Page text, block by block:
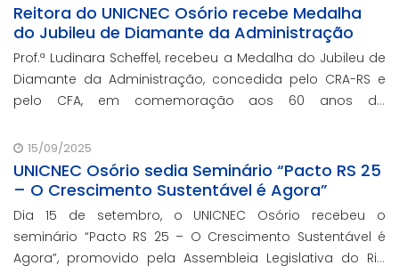
Reitora do UNICNEC Osório recebe Medalha
do Jubileu de Diamante da Administração
Prof.ª Ludinara Scheffel, recebeu a Medalha do Jubileu de
Diamante da Administração, concedida pelo CRA-RS e
pelo CFA, em comemoração aos 60 anos da
Brasil.
15/09/2025
UNICNEC Osório sedia Seminário “Pacto RS 25
– O Crescimento Sustentável é Agora”
Dia 15 de setembro, o UNICNEC Osório recebeu o
seminário “Pacto RS 25 – O Crescimento Sustentável é
Agora”, promovido pela Assembleia Legislativa do Rio